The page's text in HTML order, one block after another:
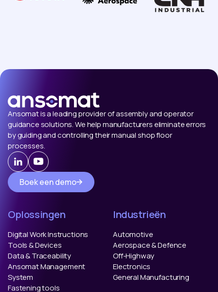
Ansomat is a leading provider of assembly and operator
guidance solutions. We help manufacturers eliminate errors
by guiding and controlling their manual shop floor
processes.
Boek een demo
Oplossingen
Digital Work Instructions
Tools & Devices
Data & Traceability
Ansomat Management
System
Fastening tools
Industrieën
Automotive
Aerospace & Defence
Off-Highway
Electronics
General Manufacturing